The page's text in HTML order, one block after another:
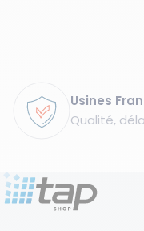
Usines
Qualité,